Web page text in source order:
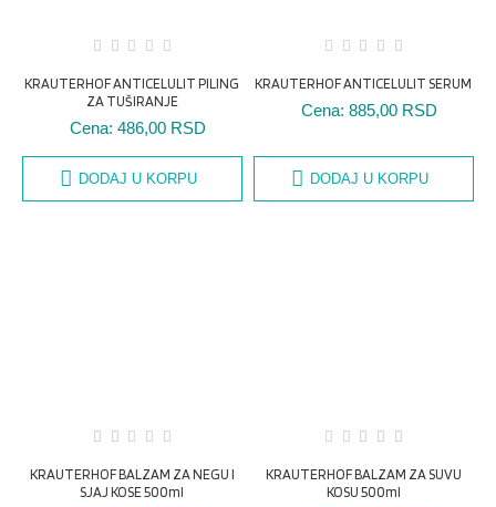
KRAUTERHOF ANTICELULIT PILING
ZA TUŠIRANJE
Cena: 486,00 RSD
DODAJ U KORPU
KRAUTERHOF ANTICELULIT SERUM
Cena: 885,00 RSD
DODAJ U KORPU
KRAUTERHOF BALZAM ZA NEGU I
SJAJ KOSE 500ml
KRAUTERHOF BALZAM ZA SUVU
KOSU 500ml